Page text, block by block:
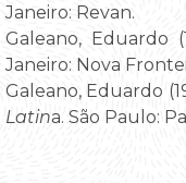
Janeiro: Revan.
Galeano, Eduardo
Janeiro: Nova
Galeano, Eduardo
Latina. São Paulo: